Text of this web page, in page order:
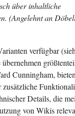
über inhaltliche
(Angelehnt an
verfügbar
übernehmen
Cunningham,
zusätzliche
Details, die
von Wikis